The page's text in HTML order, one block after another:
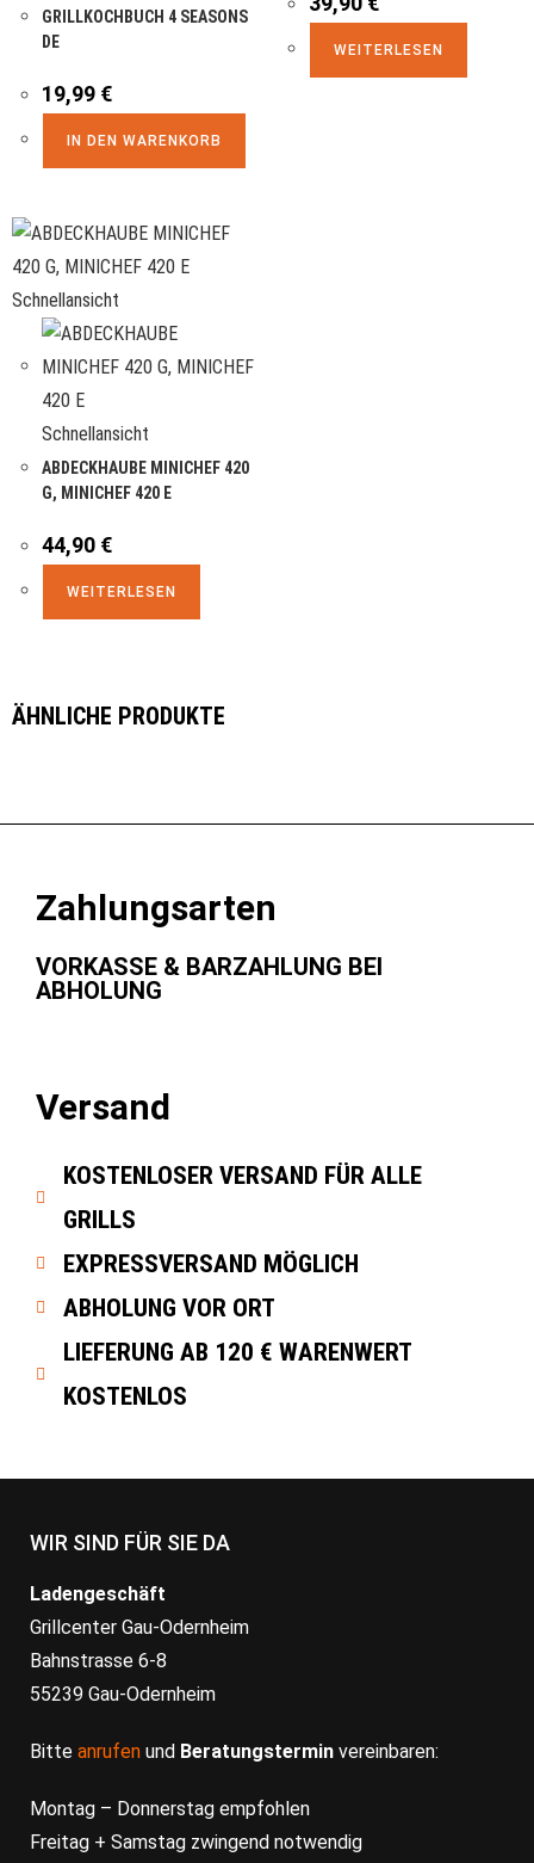
GRILLKOCHBUCH 4 SEASONS
DE
19,99 €
IN DEN WARENKORB
WEITERLESEN
Schnellansicht
Schnellansicht
ABDECKHAUBE MINICHEF 420
G, MINICHEF 420 E
44,90 €
WEITERLESEN
ÄHNLICHE PRODUKTE
Zahlungsarten
VORKASSE & BARZAHLUNG BEI
ABHOLUNG
Versand
KOSTENLOSER VERSAND FÜR ALLE
GRILLS
EXPRESSVERSAND MÖGLICH
ABHOLUNG VOR ORT
LIEFERUNG AB 120 € WARENWERT
KOSTENLOS
WIR SIND FÜR SIE DA
Ladengeschäft
Grillcenter Gau-Odernheim
Bahnstrasse 6-8
55239 Gau-Odernheim
Bitte anrufen und Beratungstermin vereinbaren:
Montag – Donnerstag empfohlen
Freitag + Samstag zwingend notwendig